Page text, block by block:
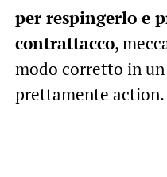
per respingerlo e
contrattacco,
modo corretto in
prettamente action.